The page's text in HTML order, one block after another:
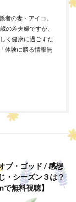
者の妻・アイコ。
の差夫婦ですが、
く健康に過ごすた
体験に勝る情報無
ブ・ゴッド / 感想
・シーズン３は？
で無料視聴】